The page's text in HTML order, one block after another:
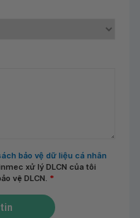
bảo vệ dữ liệu cá nhân
xử lý DLCN của tôi
vệ DLCN. *